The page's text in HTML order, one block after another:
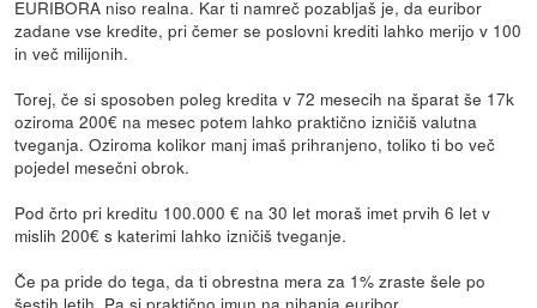
EURIBORA niso realna. Kar ti namreč pozabljaš je, da euribor
zadane vse kredite, pri čemer se poslovni krediti lahko merijo v 100
in več milijonih.
Torej, če si sposoben poleg kredita v 72 mesecih na šparat še 17k
oziroma 200€ na mesec potem lahko praktično izničiš valutna
tveganja. Oziroma kolikor manj imaš prihranjeno, toliko ti bo več
pojedel mesečni obrok.
Pod črto pri kreditu 100.000 € na 30 let moraš imet prvih 6 let v
mislih 200€ s katerimi lahko izničiš tveganje.
Če pa pride do tega, da ti obrestna mera za 1% zraste šele po